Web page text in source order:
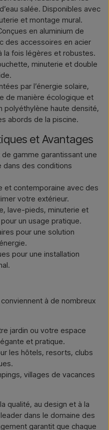
salée. Disponibles avec
et montage mural.
en aluminium de
des accessoires en acier
la fois légères et robustes.
minuterie et double
par l’énergie solaire,
de manière écologique et
polyéthylène haute densité,
abords de la piscine.
et Avantages
de gamme garantissant une
dans des conditions
et contemporaine avec des
votre extérieur.
lave-pieds, minuterie et
un usage pratique.
pour une solution
pour une installation
à de nombreux
jardin ou votre espace
et pratique.
les hôtels, resorts, clubs
villages de vacances
qualité, au design et à la
dans le domaine des
garantit que chaque